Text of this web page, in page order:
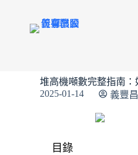
堆高機噸數完整指南
2025-01-14
義豐昌
目錄